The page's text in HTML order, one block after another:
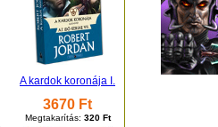
A kardok koronája I.
3670 Ft
Megtakarítás: 320 Ft